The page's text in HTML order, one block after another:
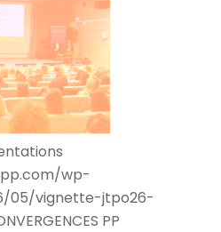
wp-
05/vignette-jtpo26-
PP